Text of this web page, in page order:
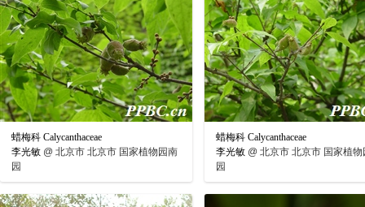
蜡梅科 Calycanthaceae
李光敏 @ 北京市 北京市 国家植物园南
园
蜡梅科 Calycanthaceae
李光敏 @ 北京市 北京市 国家植物
园